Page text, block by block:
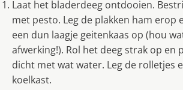
Laat het bladerdeeg ontdooien.
met pesto. Leg de plakken ham erop
een dun laagje geitenkaas op (hou
afwerking!). Rol het deeg strak op en
dicht met wat water. Leg de rolletjes
koelkast.